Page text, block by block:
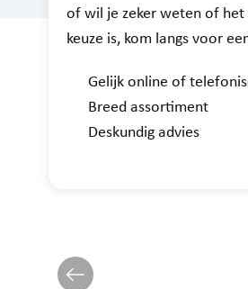
of wil je zeker weten of het
keuze is, kom langs voor
Gelijk online of
Breed assortiment
Deskundig advies